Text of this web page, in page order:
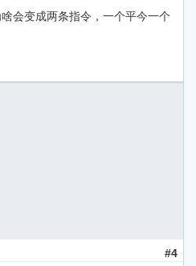
会变成两条指令，一个平今一个
#4